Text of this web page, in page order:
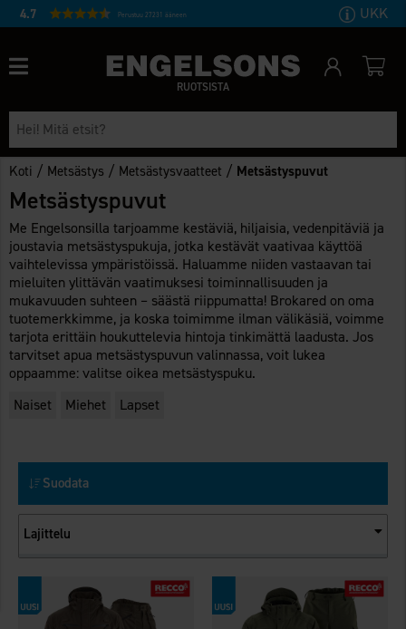
4.7 Perustuu 27231 ääneen UKK
RUOTSISTA
Koti / Metsästys / Metsästysvaatteet / Metsästyspuvut
Metsästyspuvut
Me Engelsonsilla tarjoamme kestäviä, hiljaisia, vedenpitäviä ja
joustavia metsästyspukuja, jotka kestävät vaativaa käyttöä
vaihtelevissa ympäristöissä. Haluamme niiden vastaavan tai
mieluiten ylittävän vaatimuksesi toiminnallisuuden ja
mukavuuden suhteen – säästä riippumatta! Brokared on oma
tuotemerkkimme, ja koska toimimme ilman välikäsiä, voimme
tarjota erittäin houkuttelevia hintoja tinkimättä laadusta. Jos
tarvitset apua metsästyspuvun valinnassa, voit lukea
oppaamme: valitse oikea metsästyspuku.
Naiset
Miehet Lapset
Suodata
Lajittelu